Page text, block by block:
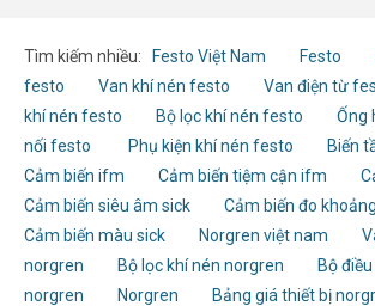
Tìm kiếm nhiều: Festo Việt Nam Festo
festo
Van khí nén festo Van điện từ
khí nén festo
Bộ lọc khí nén festo Ống
nối festo
Phụ kiện khí nén festo
Biến
Cảm biến ifm
Cảm biến tiệm cận ifm
Cảm biến siêu âm sick
Cảm biến đo
Cảm biến màu sick
Norgren việt nam
norgren
Bộ lọc khí nén norgren
Bộ
norgren
Norgren Bảng giá thiết bị